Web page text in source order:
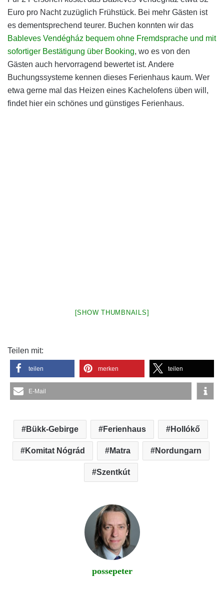
Euro pro Nacht zuzüglich Frühstück. Bei mehr Gästen ist
es dementsprechend teurer. Buchen konnten wir das
Bableves Vendégház bequem ohne Fremdsprache und mit
sofortiger Bestätigung über Booking, wo es von den
Gästen auch hervorragend bewertet ist. Andere
Buchungssysteme kennen dieses Ferienhaus kaum. Wer
etwa gerne mal das Heizen eines Kachelofens üben will,
findet hier ein schönes und günstiges Ferienhaus.
[SHOW THUMBNAILS]
Teilen mit:
teilen merken teilen
E-Mail
Bükk-Gebirge Ferienhaus Hollókő
Komitat Nógrád Matra Nordungarn
Szentkút
possepeter